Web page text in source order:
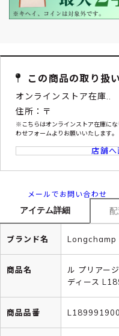
この商品の取り扱
オンラインストア在庫..
住所：〒
※こちらはオンラインストア在庫に
わせフォームよりお願いいたします｡
店舗
メールでお問い合わせ
アイテム詳細
ブランド名 Longchamp
商品名
ル プリアー
ディース
商品品番